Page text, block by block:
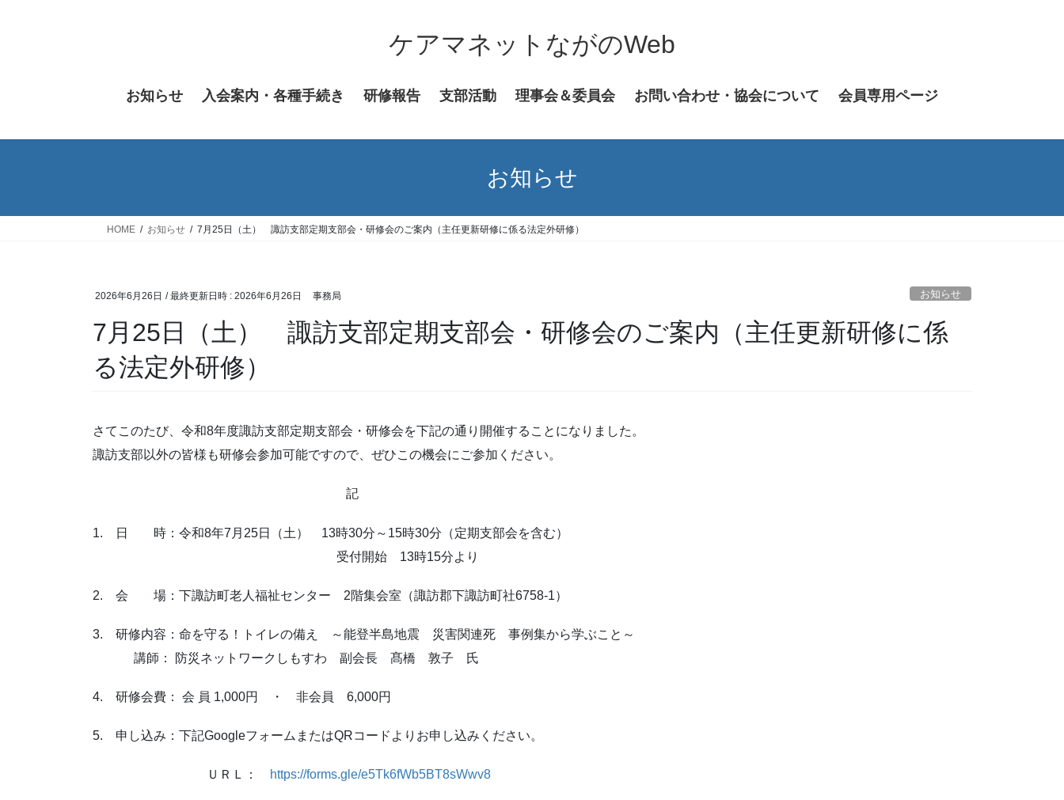
キ
に
ケアマネットながのWeb
お知らせ 入会案内・各種手続き 研修報告 支部活動 理事会＆委員会 お問い合わせ・協会について 会員専用ページ
お知らせ
HOME お知らせ 7月25日（土） 諏訪支部定期支部会・研修会のご案内（主任更新研修に係る法定外研修）
2026年6月26日 / 最終更新日時 : 2026年6月26日 事務局 お知らせ
7月25日（土） 諏訪支部定期支部会・研修会のご案内（主任更新研修に係
る法定外研修）
さてこのたび、令和8年度諏訪支部定期支部会・研修会を下記の通り開催することになりました。
諏訪支部以外の皆様も研修会参加可能ですので、ぜひこの機会にご参加ください。
記
1. 日 時：令和8年7月25日（土） 13時30分～15時30分（定期支部会を含む）
受付開始 13時15分より
2. 会 場：下諏訪町老人福祉センター 2階集会室（諏訪郡下諏訪町社6758-1）
3. 研修内容：命を守る！トイレの備え ～能登半島地震 災害関連死 事例集から学ぶこと～
講師： 防災ネットワークしもすわ 副会長 髙橋 敦子 氏
4. 研修会費： 会 員 1,000円 ・ 非会員 6,000円
5. 申し込み：下記GoogleフォームまたはQRコードよりお申し込みください。
ＵＲＬ： https://forms.gle/e5Tk6fWb5BT8sWwv8